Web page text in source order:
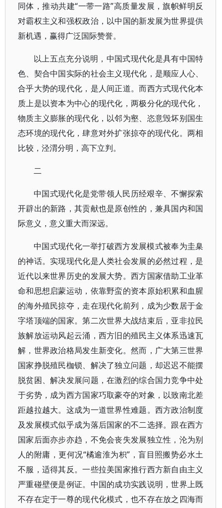
同体，推动共建“一带一路”高质量发展，旗帜鲜明反
对霸权主义和强权政治，以中国的新发展为世界提供
新机遇，赢得广泛国际赞誉。
以上五点充分说明，中国式现代化是具有中国特
色、契合中国实际的社会主义现代化，是顺应人心、
合乎大势的现代化，是人间正道。而西方式现代化本
质上是以资本为中心的现代化，两极分化的现代化，
物质主义膨胀的现代化，以邻为壑、恣意毁坏别国生
态环境的现代化，肆意对外扩张掠夺的现代化。两相
比较，泾渭分明，高下立判。
二
中国式现代化是党带领人民历经艰辛、不懈探索
开辟出的新路，其贡献也是原创性的，兼具国内和国
际意义，意义重大而深远。
中国式现代化一举打破西方发展模式被奉为圭臬
的神话。实现现代化是人类社会发展的必然过程，是
近代以来世界历史的发展大势。西方国家借助工业革
命和思想启蒙运动，依靠野蛮的资本原始积累和血腥
的海外殖民掠夺，走在现代化前列，成为少数居于金
字塔顶端的国家。第二次世界大战结束后，亚非拉民
族解放运动风起云涌，西方旧的殖民主义体系迅速瓦
解，世界政治格局发生新变化。然而，广大第三世界
国家挣脱殖民枷锁、解决了独立问题，却迟迟不能摆
脱贫困、解决发展问题，在激烈的综合国力竞争中处
于劣势，成为西方国家巧取豪夺的对象，以致南北差
距越拉越大。这成为一道世界性难题。西方政治制度
及发展模式似乎成为落后国家的不二选择。跟在西方
国家后面亦步亦趋，不免会丧失发展独立性，沦为别
人的附庸，更何况“橘逾淮为枳”，盲目照搬势必水土
不服，适得其反。一些拉美国家推行西方新自由主义
严重碰壁便是例证。中国的成功实践说明，世界上既
不存在定于一尊的现代化模式，也不存在放之四海而